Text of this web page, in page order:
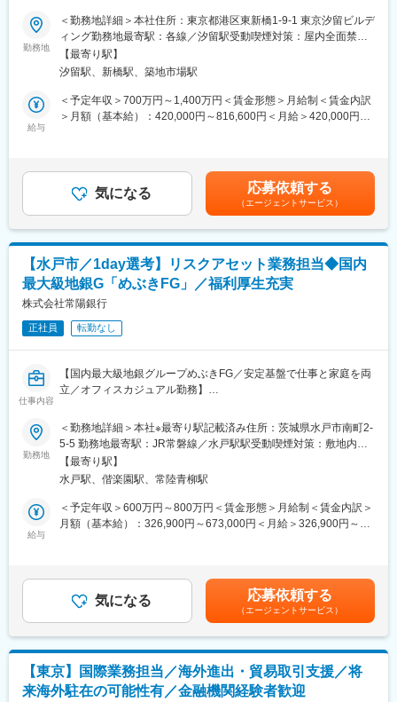
企業コンサルとは異なり、地域全体の経済動向に影響する分析
作成したレポートは、地域企業や自治体が意思決定の参考として
活用
・山梨中銀経営コンサルティング（出向）
・社員数：約20名
・将来：経済調査機能の中核人材／リーダー
■企業の特徴
山梨中央銀行は、地域シェアトップクラスの地方銀行として金融
機能に留まらず、「地域の知的インフラ」としての役割を担って
います。
本ポジションは、その中でもシンクタンク機能を担う稀有な役割
です。
■働き方
・年間休日125日
・社内向けの経済･マーケット見通し提供
・対外向け投資環境レポート作成
（週･月・四半期の定例または臨時）
・顧客･販社向け勉強会･セミナー講師
■福利厚生：
・連続休暇制度：上期・下期毎に5営業日の連続休暇を年2回取得
・早帰りデー：毎週水曜日は18時までに業務を終わらせるように
推奨
勤務地
＜勤務地詳細＞本社住所：東京都港区東新橋1-9-1 東京汐留ビルデ
ィング勤務地最寄駅：各線／汐留駅受動喫煙対策：屋内全面禁煙
変更の範囲：会社の定める事業所
【最寄り駅】
汐留駅、新橋駅、築地市場駅
給与
＜予定年収＞700万円～1,400万円＜賃金形態＞月給制＜賃金内訳
＞月額（基本給）：420,000円～816,600円＜月給＞420,000円～
月給(月額)は固定手当を含めた表記です。
気になる 応募依頼する
（エージェントサービス）
【水戸市／1day選考】リスクアセット業務担当◆国内
最大級地銀G「めぶきFG」／福利厚生充実
株式会社常陽銀行
正社員 転勤なし
仕事内容
【国内最大級地銀グループめぶきFG／安定基盤で仕事と家庭を両
立／オフィスカジュアル勤務】
■業務内容
・バーゼル規制に係る制度運営・信用リスクアセット額の算出
・信用リスク量の計測・運営業務
・格付制度・自己査定に係る制度設計・運営業務
・四半期毎の信用リスクアセット額の算出、当局・関係者宛の連
・分散システム（信用リスクアセット算出システム、パラメータ
・格付・自己査定に係る制度の維持・管理、分析、対策の立案
■常陽銀行の強み
全国地方銀行グループで資産規模第3位のめぶきFGの経済基盤
勤務地
＜勤務地詳細＞本社※最寄り駅記載済み住所：茨城県水戸市南町2-
5-5 勤務地最寄駅：JR常磐線／水戸駅駅受動喫煙対策：敷地内喫
煙可能場所あり変更の範囲：会社の定める事業所（リモートワー
ク含む）
【最寄り駅】
水戸駅、偕楽園駅、常陸青柳駅
給与
＜予定年収＞600万円～800万円＜賃金形態＞月給制＜賃金内訳＞
月額（基本給）：326,900円～673,000円＜月給＞326,900円～
助社宅・独身寮の貸与制度あり（水戸市への通勤が困難な場合）
借り上げ社宅：月1～2万円程度独身寮：月1万円程度賃金はあく
までも目安の金額であり、選考を通じて上下する可能性がありま
す。月給(月額)は固定手当を含めた表記です。
気になる 応募依頼する
（エージェントサービス）
【東京】国際業務担当／海外進出・貿易取引支援／将
来海外駐在の可能性有／金融機関経験者歓迎